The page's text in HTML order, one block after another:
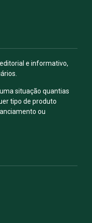
e informativo,
situação quantias
tipo de produto
ou